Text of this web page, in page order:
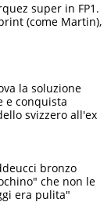
super in FP1.
(come Martin),
la soluzione
e conquista
svizzero all'ex
bronzo
che non le
era pulita"